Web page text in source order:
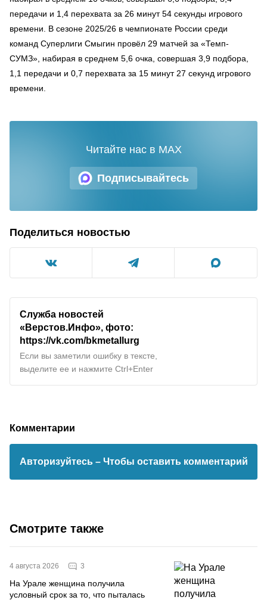
передачи и 1,4 перехвата за 26 минут 54 секунды игрового
времени. В сезоне 2025/26 в чемпионате России среди
команд Суперлиги Смыгин провёл 29 матчей за «Темп-
СУМЗ», набирая в среднем 5,6 очка, совершая 3,9 подбора,
1,1 передачи и 0,7 перехвата за 15 минут 27 секунд игрового
времени.
Подписывайтесь
Читайте нас в MAX
Поделиться новостью
Служба новостей
«Верстов.Инфо», фото:
https://vk.com/bkmetallurg
Если вы заметили ошибку в тексте,
выделите ее и нажмите Ctrl+Enter
Комментарии
Авторизуйтесь – Чтобы оставить комментарий
Смотрите также
4 августа 2026 3
На Урале женщина получила
условный срок за то, что пыталась